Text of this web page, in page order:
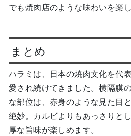
でも焼肉店のような味わいを楽し
まとめ
ハラミは、日本の焼肉文化を代
愛され続けてきました。横隔膜
な部位は、赤身のような見た目
絶妙。カルビよりもあっさりと
厚な旨味が楽しめます。